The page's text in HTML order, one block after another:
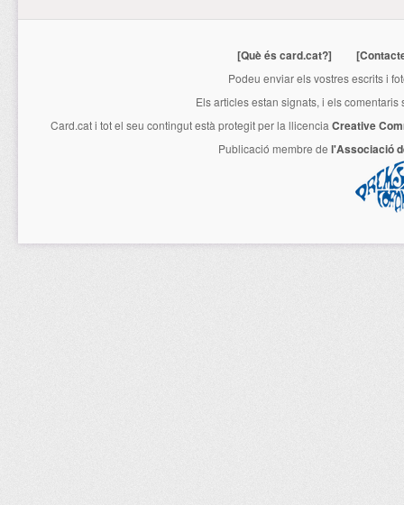
[Què és card.cat?]
Podeu enviar els vostres escrits i
Els articles estan signats, i els
Card.cati tot el seu contingut està protegit per la llicencia Creative
Publicació membre de l'Associació